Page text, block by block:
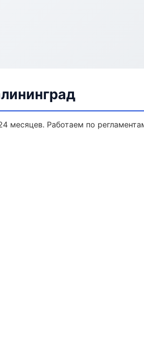
месяцев. Работаем по